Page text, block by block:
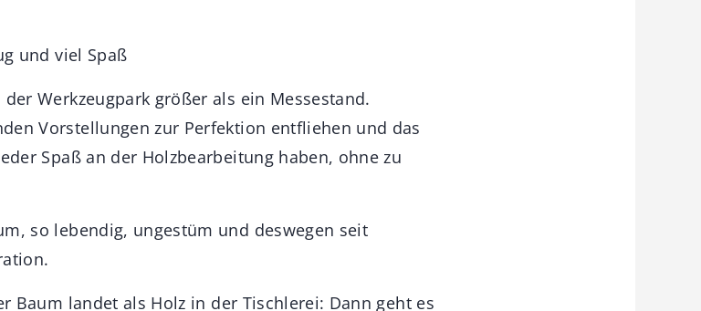
und viel Spaß
Werkzeugpark größer als ein Messestand.
Vorstellungen zur Perfektion entfliehen und das
Spaß an der Holzbearbeitung haben, ohne zu
so lebendig, ungestüm und deswegen seit
Baum landet als Holz in der Tischlerei: Dann geht es